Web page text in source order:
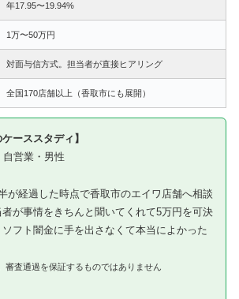
年17.95〜19.94%
1万〜50万円
対面与信方式。担当者が直接ヒアリング
全国170店舗以上（香取市にも展開）
ーススタディ】
営業・男性
が経過した時点で香取市のエイワ店舗へ相談
が事情をきちんと聞いてくれて5万円を可決
フト闇金に手を出さなくて本当によかった
査通過を保証するものではありません